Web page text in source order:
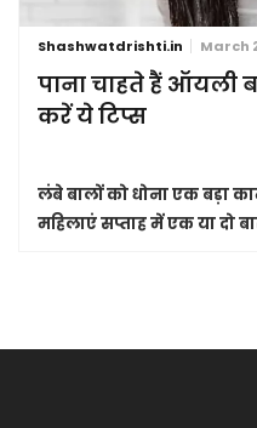
Shashwatdrishti.in March
पाना चाहते हैं ऑयली
करें ये टिप्स
लंबे बालों को धोना एक बड़ा
महिलाएं सप्ताह में एक या दो